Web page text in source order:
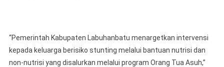
“Pemerintah Kabupaten Labuhanbatu menargetkan intervensi
kepada keluarga berisiko stunting melalui bantuan nutrisi dan
non-nutrisi yang disalurkan melalui program Orang Tua Asuh,”